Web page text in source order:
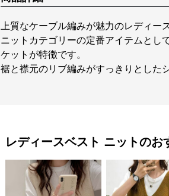
上質なケーブル編みが魅力のレディー
ニットカテゴリーの定番アイテムとし
ケットが特徴です。
裾と襟元のリブ編みがすっきりとした
レディースベスト ニットのお